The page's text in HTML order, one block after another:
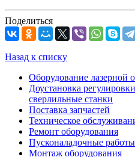
Поделиться
Назад к списку
Оборудование лазерной
Доустановка
сверлильные станки
Поставка запчастей
Техническое
Ремонт оборудования
Пусконаладочные работы
Монтаж оборудования